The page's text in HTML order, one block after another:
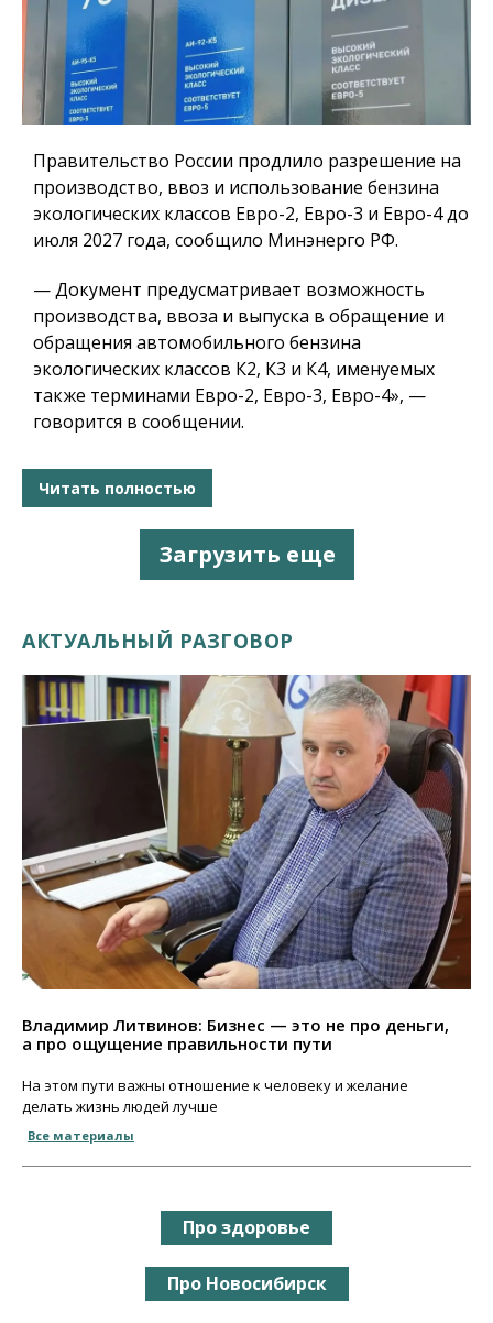
Правительство России продлило разрешение на
производство, ввоз и использование бензина
экологических классов Евро-2, Евро-3 и Евро-4 до
июля 2027 года, сообщило Минэнерго РФ.
— Документ предусматривает возможность
производства, ввоза и выпуска в обращение и
обращения автомобильного бензина
экологических классов К2, К3 и К4, именуемых
также терминами Евро-2, Евро-3, Евро-4», —
говорится в сообщении.
Читать полностью
Загрузить еще
АКТУАЛЬНЫЙ РАЗГОВОР
Владимир Литвинов: Бизнес — это не про деньги,
а про ощущение правильности пути
На этом пути важны отношение к человеку и желание
делать жизнь людей лучше
Все материалы
Про здоровье
Про Новосибирск